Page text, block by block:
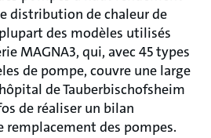
distribution de chaleur de
des modèles utilisés
MAGNA3, qui, avec 45 types
de pompe, couvre une large
de Tauberbischofsheim
de réaliser un bilan
remplacement des pompes.